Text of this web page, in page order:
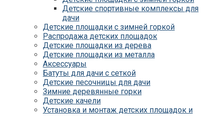
КУБ
Детские уличные игровые площадки
для дачи IgraGrad К
Детские площадки для дачи IgraGrad W
Детские площадки для дачи Выше всех
Детские площадки для дачи Romana
Детские уличные площадки IgraGrad X
Детские площадки для дачи ЛЕГЕНДА
ЛЕСА серия ВСЕСЕЗОННАЯ
Детские площадки Савушка 4 Сезона
Детские площадки Савушка Мастер
(Махагон)
Детские спортивные комплексы для
дачи
Детские площадки с зимней горкой
Распродажа детских площадок
Детские площадки из дерева
Детские площадки из металла
Аксессуары
Батуты для дачи с сеткой
Детские песочницы для дачи
Зимние деревянные горки
Детские качели
Установка и монтаж детских площадок и